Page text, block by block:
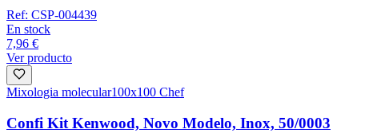
Ref: CSP-004439
En stock
7,96 €
Ver producto
Mixologia molecular100x100 Chef
Confi Kit Kenwood, Novo Modelo, Inox, 50/0003